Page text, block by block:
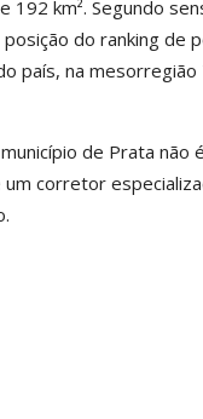
192 km². Segundo
do ranking de
país, na mesorregião
de Prata não
corretor